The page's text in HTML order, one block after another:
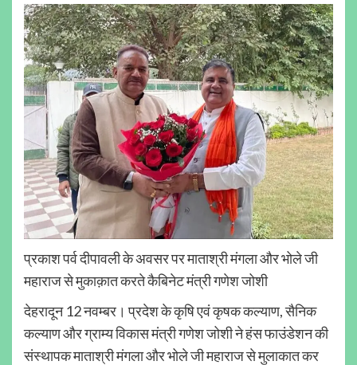
प्रकाश पर्व दीपावली के अवसर पर माताश्री मंगला और भोले जी
महाराज से मुकाक़ात करते कैबिनेट मंत्री गणेश जोशी
देहरादून 12 नवम्बर। प्रदेश के कृषि एवं कृषक कल्याण, सैनिक
कल्याण और ग्राम्य विकास मंत्री गणेश जोशी ने हंस फाउंडेशन की
संस्थापक माताश्री मंगला और भोले जी महाराज से मुलाकात कर